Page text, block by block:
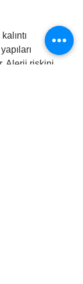
Alerji riskini